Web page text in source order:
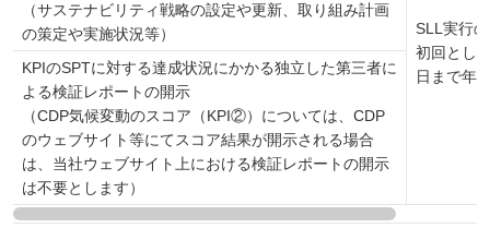
SLL実行
初回とし
日まで年
（サステナビリティ戦略の設定や更新、取り組み計画
の策定や実施状況等）
KPIのSPTに対する達成状況にかかる独立した第三者に
よる検証レポートの開示
（CDP気候変動のスコア（KPI②）については、CDP
のウェブサイト等にてスコア結果が開示される場合
は、当社ウェブサイト上における検証レポートの開示
は不要とします）